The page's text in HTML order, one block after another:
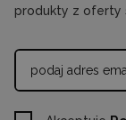
produkty z oferty